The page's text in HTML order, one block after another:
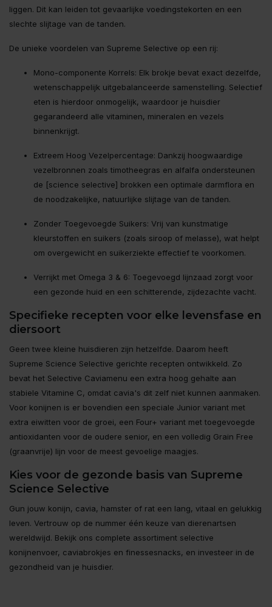
liggen. Dit kan leiden tot gevaarlijke voedingstekorten en een
slechte slijtage van de tanden.
De unieke voordelen van Supreme Selective op een rij:
Mono-componente Korrels: Elk brokje bevat exact dezelfde,
wetenschappelijk uitgebalanceerde samenstelling. Selectief
eten is hierdoor onmogelijk, waardoor je huisdier
gegarandeerd alle vitaminen, mineralen en vezels
binnenkrijgt.
Extreem Hoog Vezelpercentage: Dankzij hoogwaardige
vezelbronnen zoals timotheegras en alfalfa ondersteunen
de [science selective] brokken een optimale darmflora en
de noodzakelijke, natuurlijke slijtage van de tanden.
Zonder Toegevoegde Suikers: Vrij van kunstmatige
kleurstoffen en suikers (zoals siroop of melasse), wat helpt
om overgewicht en suikerziekte effectief te voorkomen.
Verrijkt met Omega 3 & 6: Toegevoegd lijnzaad zorgt voor
een gezonde huid en een schitterende, zijdezachte vacht.
Specifieke recepten voor elke levensfase en
diersoort
Geen twee kleine huisdieren zijn hetzelfde. Daarom heeft
Supreme Science Selective gerichte recepten ontwikkeld. Zo
bevat het Selective Caviamenu een extra hoog gehalte aan
stabiele Vitamine C, omdat cavia's dit zelf niet kunnen aanmaken.
Voor konijnen is er bovendien een speciale Junior variant met
extra eiwitten voor de groei, een Four+ variant met toegevoegde
antioxidanten voor de oudere senior, en een volledig Grain Free
(graanvrije) lijn voor de meest gevoelige maagjes.
Kies voor de gezonde basis van Supreme
Science Selective
Gun jouw konijn, cavia, hamster of rat een lang, vitaal en gelukkig
leven. Vertrouw op de nummer één keuze van dierenartsen
wereldwijd. Bekijk ons complete assortiment selective
konijnenvoer, caviabrokjes en finessesnacks, en investeer in de
gezondheid van je huisdier.